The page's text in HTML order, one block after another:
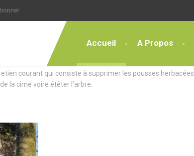
Accueil A Propos
Exceptionnels
courant qui consiste à supprimer les pousses
la cime voire étêter l’arbre.